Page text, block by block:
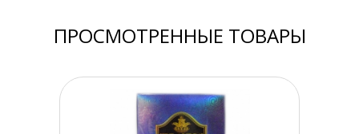
ПРОСМОТРЕННЫЕ ТОВАРЫ